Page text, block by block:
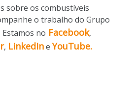
sobre os combustíveis
o trabalho do Grupo
Estamos no Facebook,
, LinkedIneYouTube.